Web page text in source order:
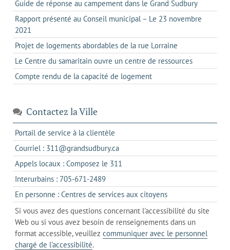
Guide de réponse au campement dans le Grand Sudbury
Rapport présenté au Conseil municipal – Le 23 novembre
2021
Projet de logements abordables de la rue Lorraine
Le Centre du samaritain ouvre un centre de ressources
Compte rendu de la capacité de logement
Contactez la Ville
Portail de service à la clientèle
dans
un
nouvel
Courriel : 311@grandsudbury.cas'ouvre
dans
votre
de
messagerie
Appels locaux : Composez le 311
dans
un
client
de
votre
téléphone
Interurbains : 705-671-2489s'ouvre
dans
un
client
de
votre
En personne : Centres de services aux citoyenss'ouvre
dans
l'onglet
actuel
Si vous avez des questions concernant l'accessibilité du site
Web ou si vous avez besoin de renseignements dans un
format accessible, veuillez communiquer avec le personnel
chargé de l'accessibilité.